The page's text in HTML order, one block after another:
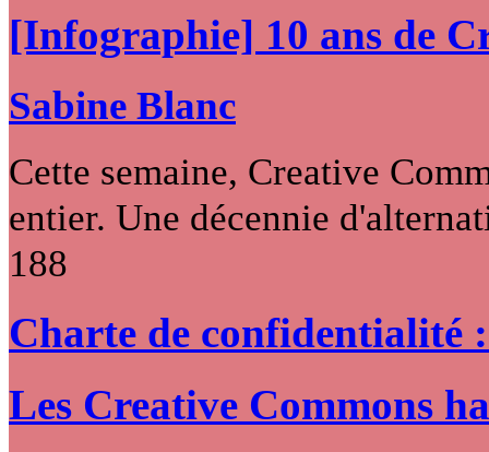
[Infographie] 10 ans de
Sabine Blanc
Cette semaine, Creative
entier. Une décennie
188
Charte de confidentialité
Les Creative Commons